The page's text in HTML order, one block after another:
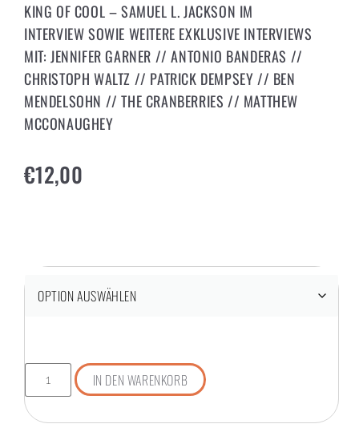
KING OF COOL – SAMUEL L. JACKSON IM
INTERVIEW SOWIE WEITERE EXKLUSIVE INTERVIEWS
MIT: JENNIFER GARNER // ANTONIO BANDERAS //
CHRISTOPH WALTZ // PATRICK DEMPSEY // BEN
MENDELSOHN // THE CRANBERRIES // MATTHEW
MCCONAUGHEY
€12,00
IN DEN WARENKORB